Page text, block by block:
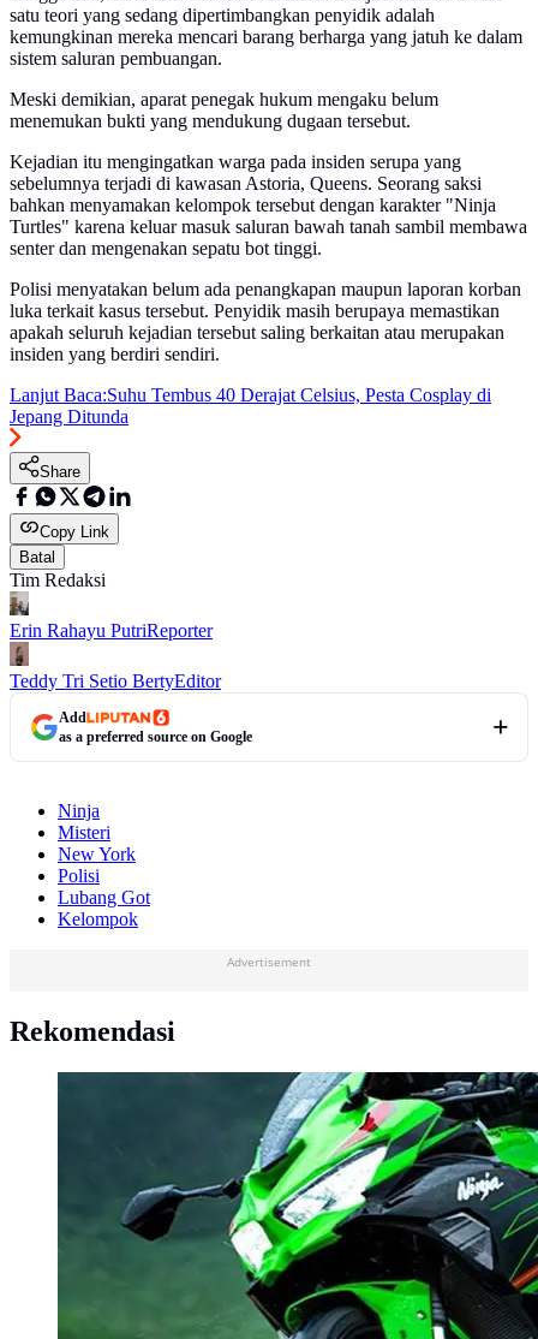
satu teori yang sedang dipertimbangkan penyidik adalah
kemungkinan mereka mencari barang berharga yang jatuh ke dalam
sistem saluran pembuangan.
Meski demikian, aparat penegak hukum mengaku belum
menemukan bukti yang mendukung dugaan tersebut.
Kejadian itu mengingatkan warga pada insiden serupa yang
sebelumnya terjadi di kawasan Astoria, Queens. Seorang saksi
bahkan menyamakan kelompok tersebut dengan karakter "Ninja
Turtles" karena keluar masuk saluran bawah tanah sambil membawa
senter dan mengenakan sepatu bot tinggi.
Polisi menyatakan belum ada penangkapan maupun laporan korban
luka terkait kasus tersebut. Penyidik masih berupaya memastikan
apakah seluruh kejadian tersebut saling berkaitan atau merupakan
insiden yang berdiri sendiri.
Lanjut Baca:Suhu Tembus 40 Derajat Celsius, Pesta Cosplay di
Jepang Ditunda
Share
Copy Link
Batal
Tim Redaksi
Erin Rahayu PutriReporter
Teddy Tri Setio BertyEditor
Add
as a preferred source on Google
Ninja
Misteri
New York
Polisi
Lubang Got
Kelompok
Advertisement
Rekomendasi